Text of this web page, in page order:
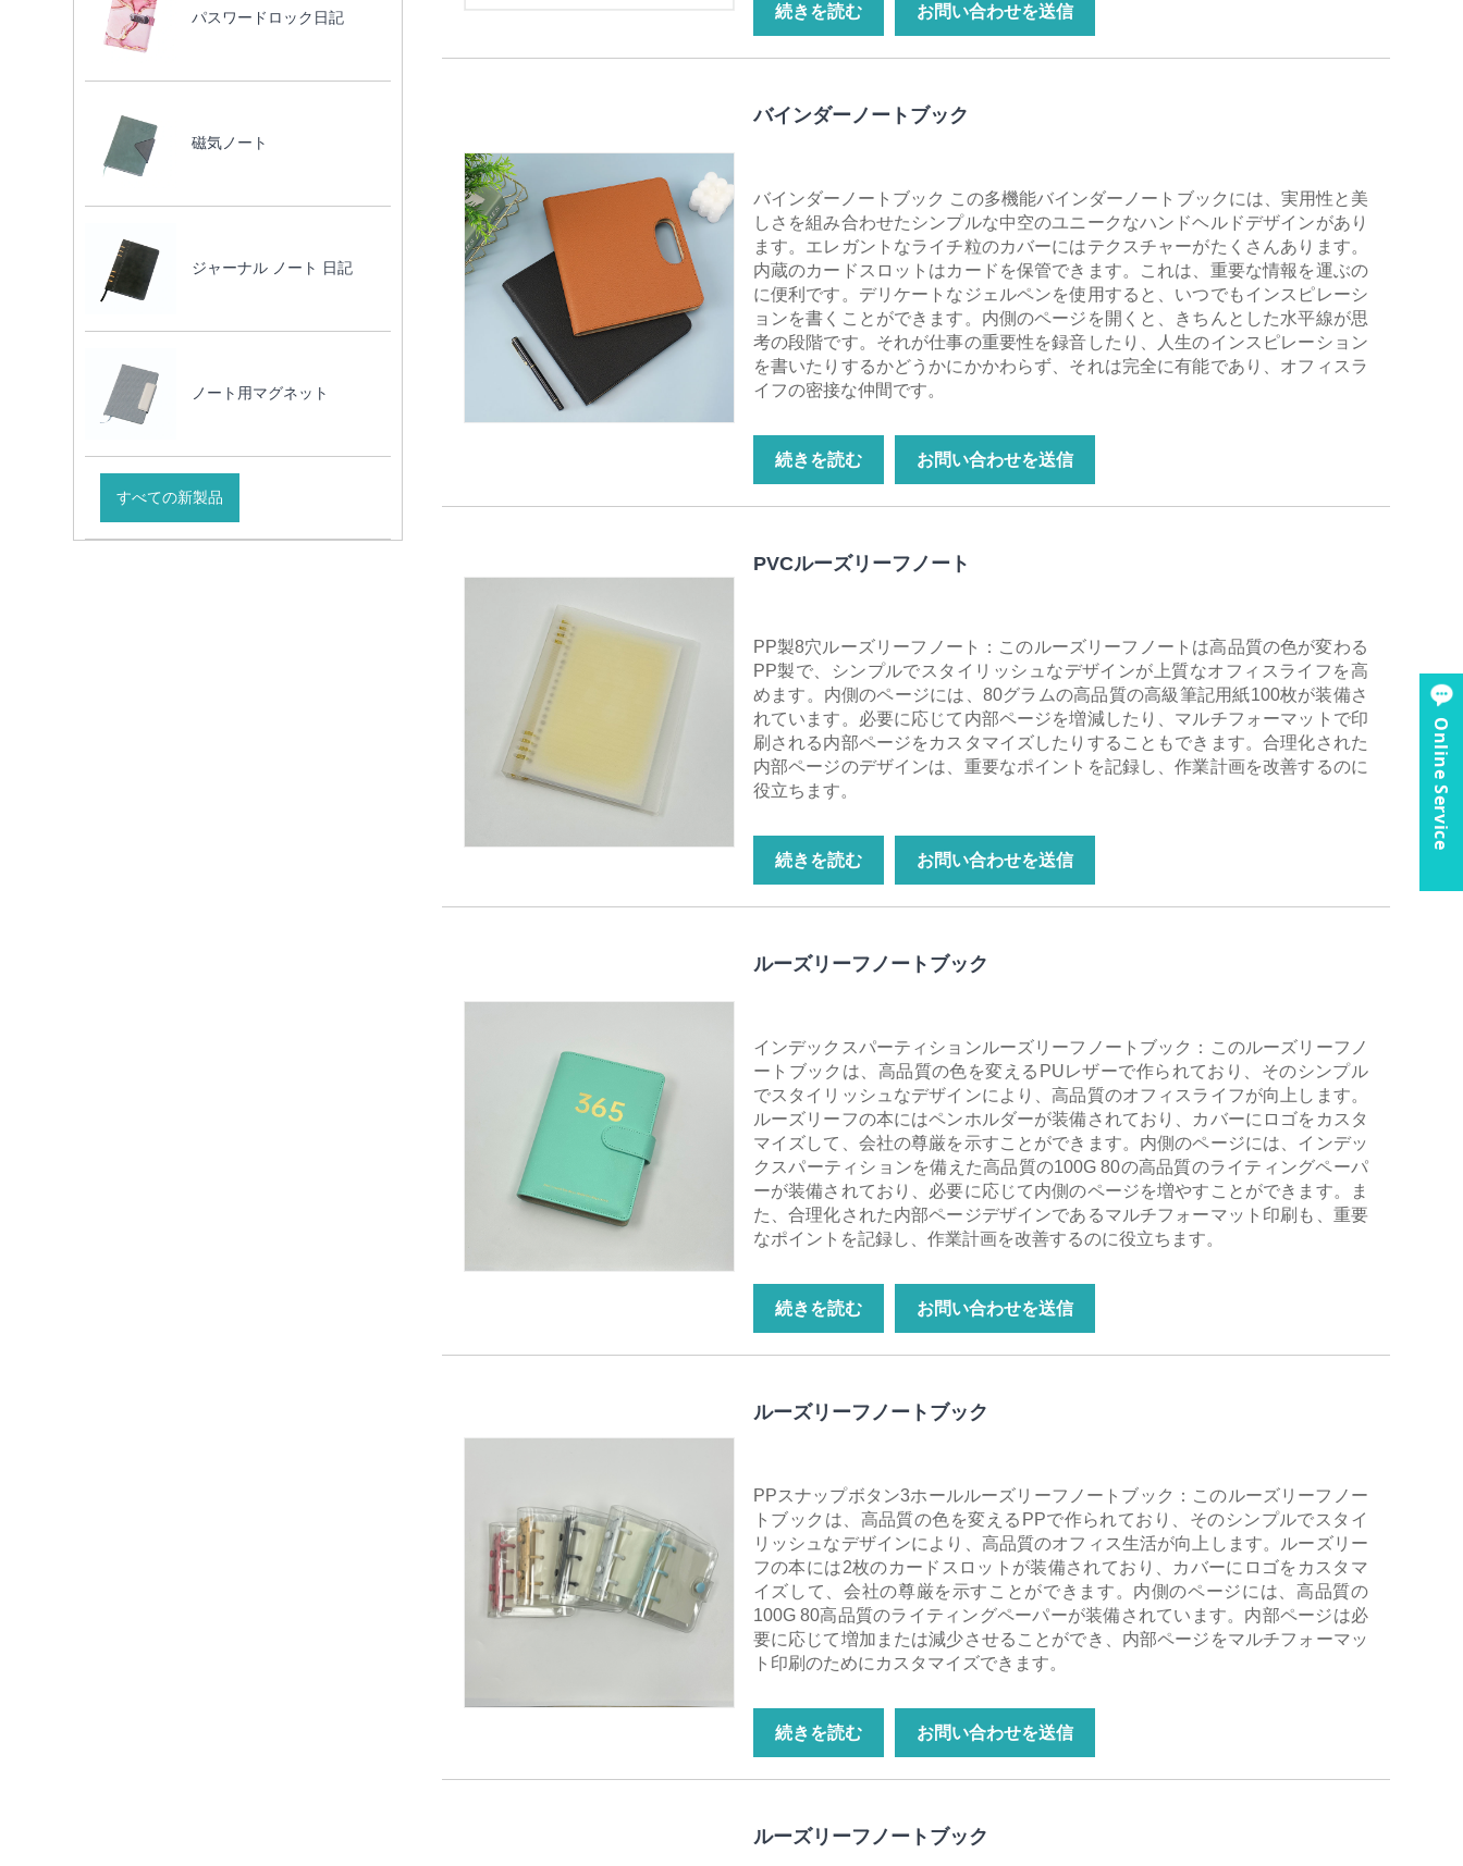
パスワードロック日記
磁気ノート
ジャーナル ノート 日記
ノート用マグネット
すべての新製品
続きを読む お問い合わせを送信
バインダーノートブック
バインダーノートブック この多機能バインダーノートブックには、実用性と美
しさを組み合わせたシンプルな中空のユニークなハンドヘルドデザインがあり
ます。エレガントなライチ粒のカバーにはテクスチャーがたくさんあります。
内蔵のカードスロットはカードを保管できます。これは、重要な情報を運ぶの
に便利です。デリケートなジェルペンを使用すると、いつでもインスピレーシ
ョンを書くことができます。内側のページを開くと、きちんとした水平線が思
考の段階です。それが仕事の重要性を録音したり、人生のインスピレーション
を書いたりするかどうかにかかわらず、それは完全に有能であり、オフィスラ
イフの密接な仲間です。
続きを読む お問い合わせを送信
PVCルーズリーフノート
PP製8穴ルーズリーフノート：このルーズリーフノートは高品質の色が変わる
PP製で、シンプルでスタイリッシュなデザインが上質なオフィスライフを高
めます。内側のページには、80グラムの高品質の高級筆記用紙100枚が装備さ
れています。必要に応じて内部ページを増減したり、マルチフォーマットで印
刷される内部ページをカスタマイズしたりすることもできます。合理化された
内部ページのデザインは、重要なポイントを記録し、作業計画を改善するのに
役立ちます。
続きを読む お問い合わせを送信
ルーズリーフノートブック
インデックスパーティションルーズリーフノートブック：このルーズリーフノ
ートブックは、高品質の色を変えるPUレザーで作られており、そのシンプル
でスタイリッシュなデザインにより、高品質のオフィスライフが向上します。
ルーズリーフの本にはペンホルダーが装備されており、カバーにロゴをカスタ
マイズして、会社の尊厳を示すことができます。内側のページには、インデッ
クスパーティションを備えた高品質の100G 80の高品質のライティングペーパ
ーが装備されており、必要に応じて内側のページを増やすことができます。ま
た、合理化された内部ページデザインであるマルチフォーマット印刷も、重要
なポイントを記録し、作業計画を改善するのに役立ちます。
続きを読む お問い合わせを送信
ルーズリーフノートブック
PPスナップボタン3ホールルーズリーフノートブック：このルーズリーフノー
トブックは、高品質の色を変えるPPで作られており、そのシンプルでスタイ
リッシュなデザインにより、高品質のオフィス生活が向上します。ルーズリー
フの本には2枚のカードスロットが装備されており、カバーにロゴをカスタマ
イズして、会社の尊厳を示すことができます。内側のページには、高品質の
100G 80高品質のライティングペーパーが装備されています。内部ページは必
要に応じて増加または減少させることができ、内部ページをマルチフォーマッ
ト印刷のためにカスタマイズできます。
続きを読む お問い合わせを送信
ルーズリーフノートブック
Online Service